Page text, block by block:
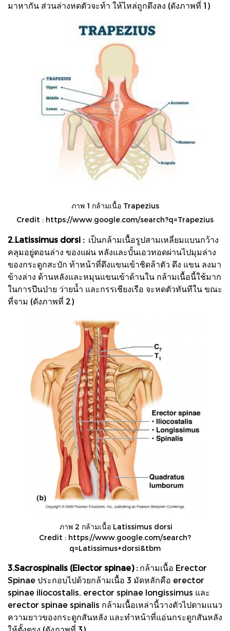
มาหากัน ส่วนล่างหดตัวจะท้า ให้ไหล่ถูกดึงลง (ดังภาพที่ 1)
ภาพ 1 กล้ามเนื้อ Trapezius
Credit : https://www.google.com/search?q=Trapezius
2.Latissimus dorsi : เป็นกล้ามเนื้อรูปสามเหลี่ยมแบนกว้าง
คลุมอยู่ตอนล่าง ของแผ่น หลังและบั้นเอวทอดผ่านไปมุมล่าง
ของกระดูกสะบัก ท้าหน้าที่ดึงแขนเข้าชิดล้าตัว ดึง แขน ลงมา
ข้างล่าง ด้านหลังและหมุนแขนเข้าด้านใน กล้ามเนื้อนี้ใช้มาก
ในการปีนป่าย ว่ายน้ำ และกรรเชียงเรือ จะหดตัวทันทีใน ขณะ
ที่จาม (ดังภาพที่ 2)
ภาพ 2 กล้ามเนื้อ Latissimus dorsi
Credit : https://www.google.com/search?
q=Latissimus+dorsi&tbm
3.Sacrospinalis (Elector spinae) : กล้ามเนื้อ Erector
Spinae ประกอบไปด้วยกล้ามเนื้อ 3 มัดหลักคือ erector
spinae iliocostalis, erector spinae longissimus และ
erector spinae spinalis กล้ามเนื้อเหล่านี้วางตัวไปตามแนว
ความยาวของกระดูกสันหลัง และทำหน้าที่แอ่นกระดูกสันหลัง